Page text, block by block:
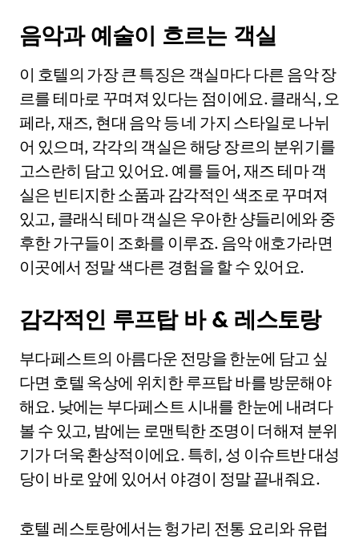
음악과 예술이 흐르는 객실
이 호텔의 가장 큰 특징은 객실마다 다른 음악 장
르를 테마로 꾸며져 있다는 점이에요. 클래식, 오
페라, 재즈, 현대 음악 등 네 가지 스타일로 나뉘
어 있으며, 각각의 객실은 해당 장르의 분위기를
고스란히 담고 있어요. 예를 들어, 재즈 테마 객
실은 빈티지한 소품과 감각적인 색조로 꾸며져
있고, 클래식 테마 객실은 우아한 샹들리에와 중
후한 가구들이 조화를 이루죠. 음악 애호가라면
이곳에서 정말 색다른 경험을 할 수 있어요.
감각적인 루프탑 바 & 레스토랑
부다페스트의 아름다운 전망을 한눈에 담고 싶
다면 호텔 옥상에 위치한 루프탑 바를 방문해야
해요. 낮에는 부다페스트 시내를 한눈에 내려다
볼 수 있고, 밤에는 로맨틱한 조명이 더해져 분위
기가 더욱 환상적이에요. 특히, 성 이슈트반 대성
당이 바로 앞에 있어서 야경이 정말 끝내줘요.
호텔 레스토랑에서는 헝가리 전통 요리와 유럽